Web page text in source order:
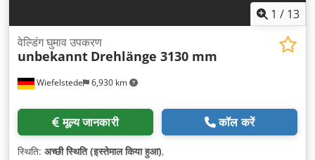
1 / 13
Wiefelstede 6,930 km
वेल्डिंग घुमाव उपकरण
unbekannt Drehlänge 3130 mm
मूल्य जानकारी कॉल करें
स्थिति: अच्छी स्थिति (इस्तेमाल किया हुआ),